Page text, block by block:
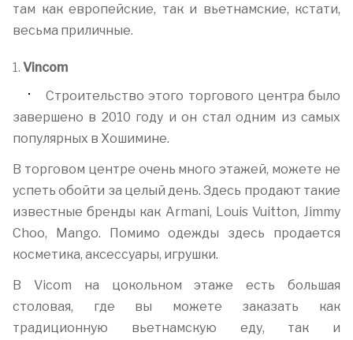
там как европейские, так и вьетнамские, кстати,
весьма приличные.
1. Vincom
Строительство этого торгового центра было
завершено в 2010 году и он стал одним из самых
популярных в Хошимине.
В торговом центре очень много этажей, можете не
успеть обойти за целый день. Здесь продают такие
известные бренды как Armani, Louis Vuitton, Jimmy
Choo, Mango. Помимо одежды здесь продается
косметика, аксессуары, игрушки.
В Vicom на цокольном этаже есть большая
столовая, где вы можете заказать как
традиционную вьетнамскую еду, так и